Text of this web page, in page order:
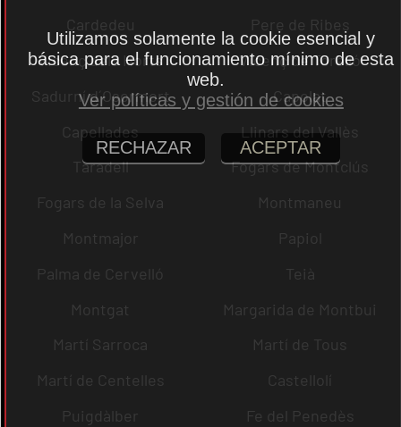
Cardedeu
Pere de Ribes
Vicenç dels Horts
Vicenç de Torelló
Sadurní d´Osormort
Capolat
Capellades
Llinars del Vallès
Taradell
Fogars de Montclús
Fogars de la Selva
Montmaneu
Montmajor
Papiol
Palma de Cervelló
Teià
Montgat
Margarida de Montbui
Martí Sarroca
Martí de Tous
Martí de Centelles
Castellolí
Puigdàlber
Fe del Penedès
Utilizamos solamente la cookie esencial y
básica para el funcionamiento mínimo de esta
web.
Ver políticas y gestión de cookies
RECHAZAR ACEPTAR